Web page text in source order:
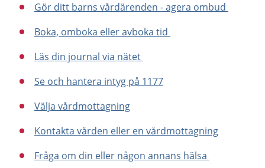
Gör ditt barns vårdärenden - agera ombud
Boka, omboka eller avboka tid
Läs din journal via nätet
Se och hantera intyg på 1177
Välja vårdmottagning
Kontakta vården eller en vårdmottagning
Fråga om din eller någon annans hälsa